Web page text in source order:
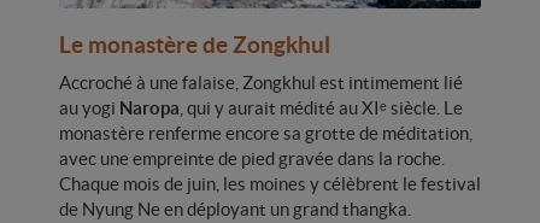
Le monastère de Zongkhul
Accroché à une falaise, Zongkhul est intimement lié
au yogi Naropa , qui y aurait médité au XIᵉ siècle. Le
monastère renferme encore sa grotte de méditation,
avec une empreinte de pied gravée dans la roche.
Chaque mois de juin, les moines y célèbrent le festival
de Nyung Ne en déployant un grand thangka.